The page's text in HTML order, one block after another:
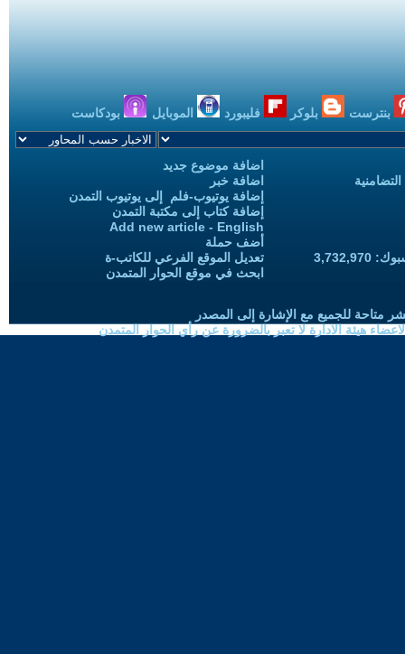
بنترست بلوكر فليبورد الموبايل بودكاست
اضافة موضوع جديد
اضافة خبر
إضافة يوتيوب-فلم إلى يوتيوب التمدن
إضافة كتاب إلى مكتبة التمدن
Add new article - English
أضف حملة
تعديل الموقع الفرعي للكاتب-ة
ابحث في موقع الحوار المتمدن
متاحة للجميع مع الإشارة إلى المصدر
هيئة الادارة لا تعبر بالضرورة عن رأي الحوار المتمدن